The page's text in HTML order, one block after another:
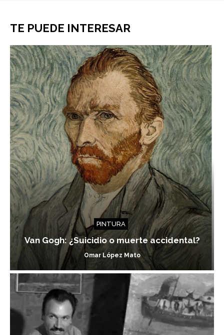
TE PUEDE INTERESAR
PINTURA
Van Gogh: ¿Suicidio o muerte accidental?
Omar López Mato